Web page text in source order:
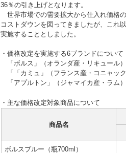
36％の引き上げとなります。
世界市場での需要拡大から仕入れ価格
コストダウンを図ってきましたが、これ
実施することとしました。
・価格改定を実施する6ブランドについて
「ボルス」（オランダ産・リキュール
「「カミュ」（フランス産・コニャッ
「アプルトン」（ジャマイカ産・ラム
・主な価格改定対象商品について
商品名
ボルスブルー（瓶700ml）